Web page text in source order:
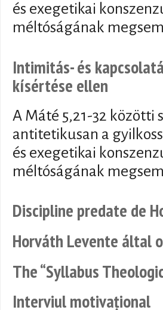
és exegetikai
méltóságának
Intimitás- és
kísértése ellen
A Máté 5,21-32 közötti
antitetikusan a
és exegetikai
méltóságának
Discipline predate de
Horváth Levente által
The “Syllabus
Interviul motivațional